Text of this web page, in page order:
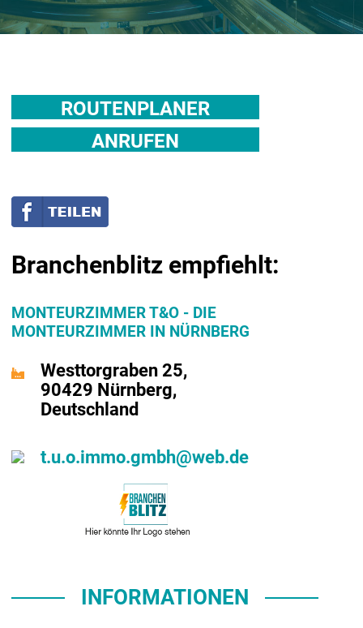
ROUTENPLANER
ANRUFEN
Branchenblitz empfiehlt:
MONTEURZIMMER T&O - DIE
MONTEURZIMMER IN NÜRNBERG
Westtorgraben 25,
90429 Nürnberg,
Deutschland
t.u.o.immo.gmbh@web.de
INFORMATIONEN